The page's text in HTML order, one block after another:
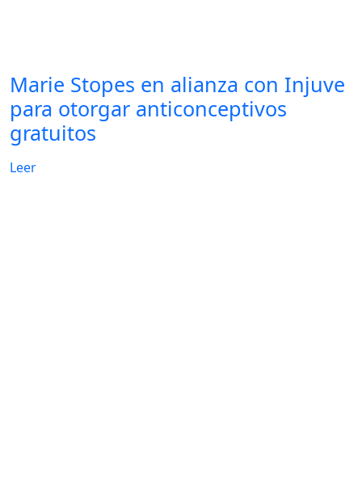
Marie Stopes en alianza con Injuve
para otorgar anticonceptivos
gratuitos
Leer